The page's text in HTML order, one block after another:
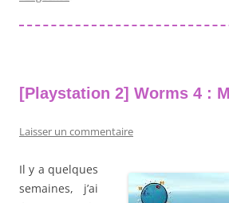
[Playstation 2] Worms 4 :
Laisser un commentaire
Il y a quelques
semaines, j’ai